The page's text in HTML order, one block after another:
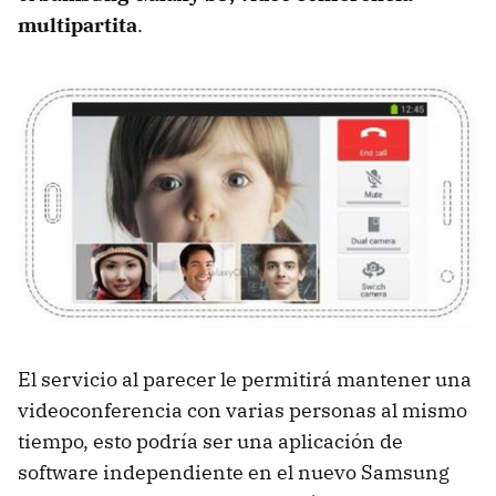
multipartita.
El servicio al parecer le permitirá mantener una
videoconferencia con varias personas al mismo
tiempo, esto podría ser una aplicación de
software independiente en el nuevo Samsung